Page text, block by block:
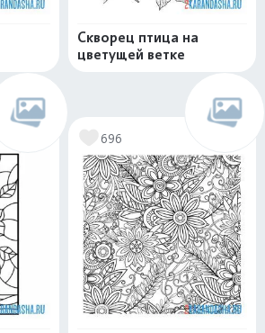
Скворец птица на
цветущей ветке
696